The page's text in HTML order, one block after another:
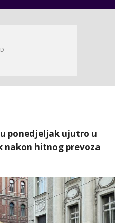
ponedjeljak ujutro u
nakon hitnog prevoza